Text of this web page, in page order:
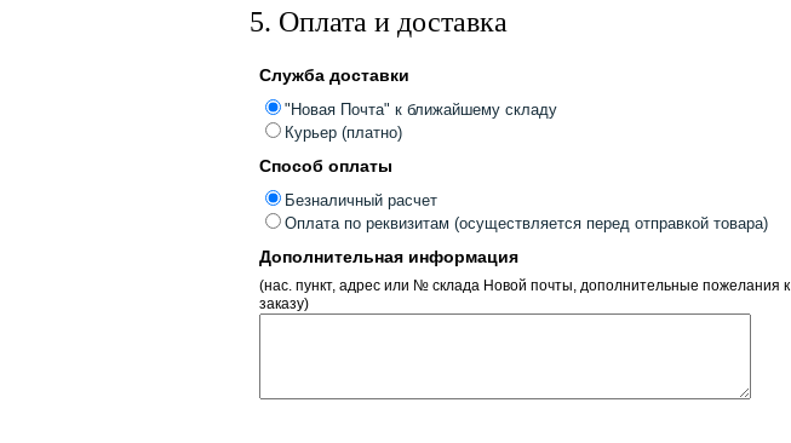
5. Оплата и доставка
Служба доставки
"Новая Почта" к ближайшему складу
Курьер (платно)
Способ оплаты
Безналичный расчет
Оплата по реквизитам (осуществляется перед отправкой товара)
Дополнительная информация
(нас. пункт, адрес или № склада Новой почты, дополнительные пожелания к
заказу)